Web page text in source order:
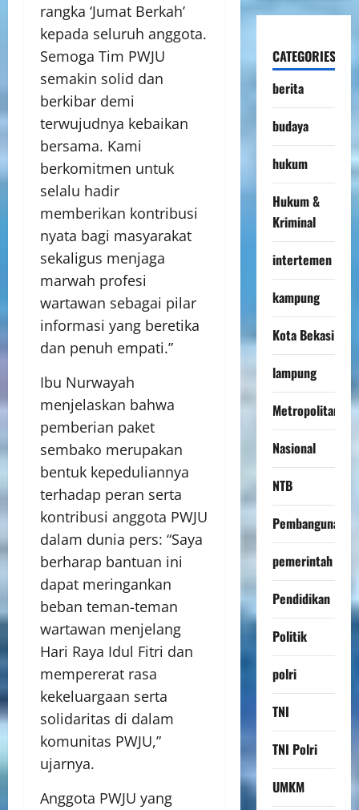
rangka ‘Jumat Berkah’
kepada seluruh anggota.
Semoga Tim PWJU
semakin solid dan
berkibar demi
terwujudnya kebaikan
bersama. Kami
berkomitmen untuk
selalu hadir
memberikan kontribusi
nyata bagi masyarakat
sekaligus menjaga
marwah profesi
wartawan sebagai pilar
informasi yang beretika
dan penuh empati.”
Ibu Nurwayah
menjelaskan bahwa
pemberian paket
sembako merupakan
bentuk kepeduliannya
terhadap peran serta
kontribusi anggota PWJU
dalam dunia pers: “Saya
berharap bantuan ini
dapat meringankan
beban teman-teman
wartawan menjelang
Hari Raya Idul Fitri dan
mempererat rasa
kekeluargaan serta
solidaritas di dalam
komunitas PWJU,”
ujarnya.
Anggota PWJU yang
CATEGORIES
berita
budaya
hukum
Hukum &
Kriminal
intertemen
kampung
Kota Bekasi
lampung
Metropolitan
Nasional
NTB
Pembangunan
pemerintah
Pendidikan
Politik
polri
TNI
TNI Polri
UMKM